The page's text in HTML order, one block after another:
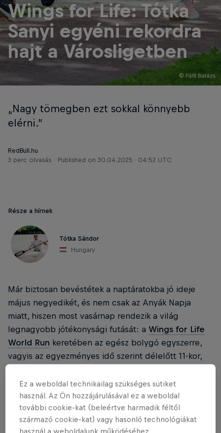
© Pálfi Balázs
Wings for Life: Tótka
Sanyi egyéni rekordra
hajt a Városligetben
„Nagy tömegben ezt sokkal könnyebb
elérni.”
RedBull.hu
3 perc olvasás
Published on 30.04.2025 · 04:52 UTC
Része a hírnek
Tótka Sándor
Hungary
Már biztosan bevéstétek a naptáratokba jó ideje
május negyedikét, és nem csak az Anyák Napja
miatt, hiszen most vasárnap rendezik a világ
legnagyobb jótékonysági futását: a Wings for Life
World Run keretében az egész bolygó egyszerre,
vagyis az egyezményes idő szerint délelőtt 11-kor,
kezd azokért, akik nem futhatnak.
Wings for Life
Ez a weboldal technikailag szükséges sütiket
használ. Az Ön hozzájárulásával ez a weboldal
további cookie-kat (beleértve harmadik féltől
származó cookie-kat) vagy hasonló technológiákat
használ a weboldalunk működéséhez,